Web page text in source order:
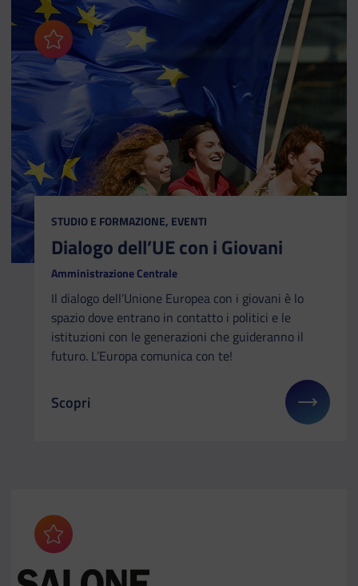
Aggiungi ai preferiti
CATEGORIA:
STUDIO E FORMAZIONE, EVENTI
Dialogo dell’UE con i Giovani
Amministrazione Centrale
Il dialogo dell’Unione Europea con i giovani è lo
spazio dove entrano in contatto i politici e le
istituzioni con le generazioni che guideranno il
futuro. L’Europa comunica con te!
Il link ti porterà ad avere maggiori dettagli su:
Scopri
Aggiungi ai preferiti